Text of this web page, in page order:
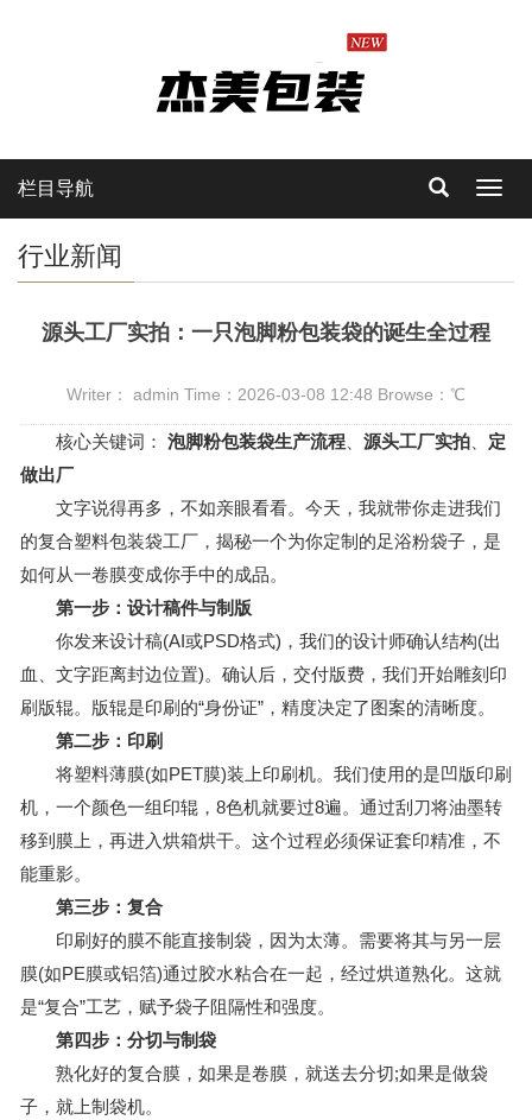
栏目导航
行业新闻
源头工厂实拍：一只泡脚粉包装袋的诞生全过程
Writer： admin Time：2026-03-08 12:48 Browse： ℃
核心关键词： 泡脚粉包装袋生产流程 源头工厂实拍
定
做出厂
文字说得再多，不如亲眼看看。今天，我就带你走进我们
的复合塑料包装袋工厂，揭秘一个为你定制的足浴粉袋子，是
如何从一卷膜变成你手中的成品。
第一步：设计稿件与制版
你发来设计稿(AI或PSD格式)，我们的设计师确认结构(出
血、文字距离封边位置)。确认后，交付版费，我们开始雕刻印
刷版辊。版辊是印刷的“身份证”，精度决定了图案的清晰度。
第二步：印刷
将塑料薄膜(如PET膜)装上印刷机。我们使用的是凹版印刷
机，一个颜色一组印辊，8色机就要过8遍。通过刮刀将油墨转
移到膜上，再进入烘箱烘干。这个过程必须保证套印精准，不
能重影。
第三步：复合
印刷好的膜不能直接制袋，因为太薄。需要将其与另一层
膜(如PE膜或铝箔)通过胶水粘合在一起，经过烘道熟化。这就
是“复合”工艺，赋予袋子阻隔性和强度。
第四步：分切与制袋
熟化好的复合膜，如果是卷膜，就送去分切;如果是做袋
子，就上制袋机。